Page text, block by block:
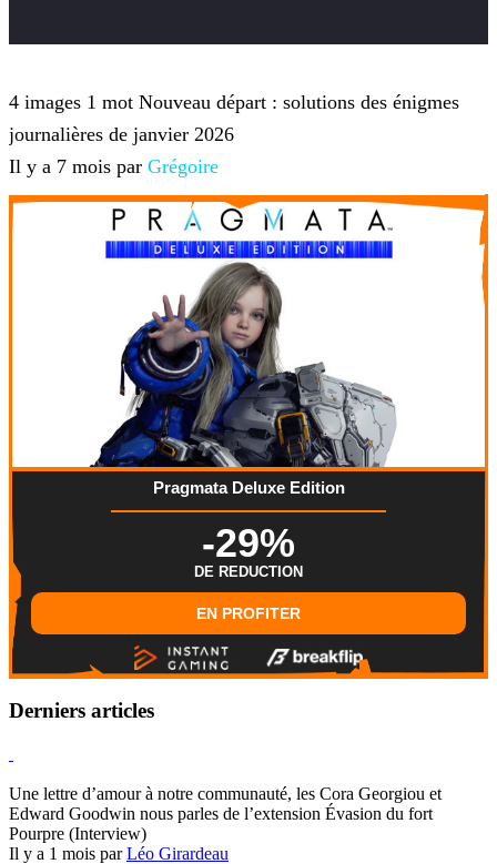
4 images 1 mot Nouveau départ : solutions des énigmes
journalières de janvier 2026
Il y a 7 mois par Grégoire
Pragmata Deluxe Edition
-29%
DE REDUCTION
EN PROFITER
Derniers articles
Une lettre d’amour à notre communauté, les Cora Georgiou et
Edward Goodwin nous parles de l’extension Évasion du fort
Pourpre (Interview)
Il y a 1 mois parLéo Girardeau